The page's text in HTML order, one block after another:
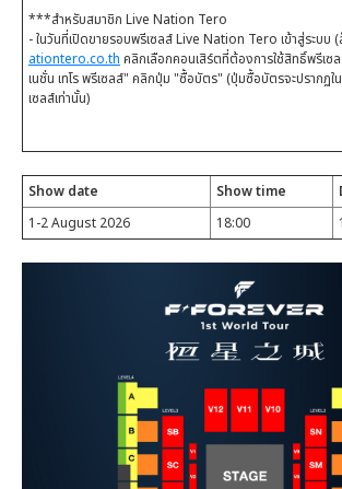
***สำหรับสมาชิก Live Nation Tero
- ในวันที่เปิดขายรอบพรีเซลส์ Live Nation Tero เข้าสู่ระบบ
ationtero.co.th คลิกเลือกคอนเสิร์ตที่ต้องการใช้สิทธิ์พรีเซ
เนชั่น เทโร พรีเซลส์" คลิกปุ่ม "ซื้อบัตร" (ปุ่มซื้อบัตรจะปรากฏ
เซลส์เท่านั้น)
Show date Show time
1-2 August 2026
18:00